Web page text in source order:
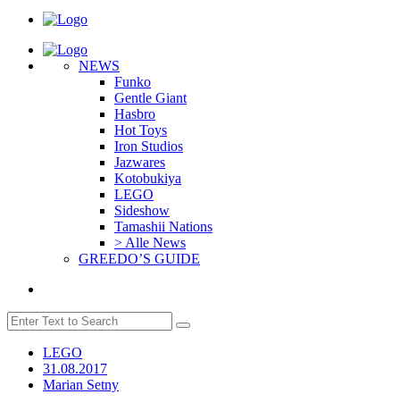
NEWS
Funko
Gentle Giant
Hasbro
Hot Toys
Iron Studios
Jazwares
Kotobukiya
LEGO
Sideshow
Tamashii Nations
> Alle News
GREEDO’S GUIDE
LEGO
31.08.2017
Marian Setny